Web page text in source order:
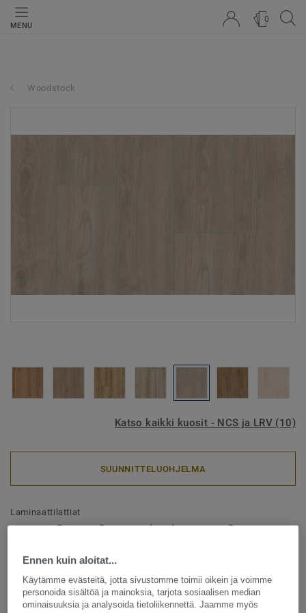
MENU
0
Woodstock
Katso kaikki kuosit - NCS ja LRV (10)
SUUNNITTELUOHJELMA
Laminaattilattiat
Woodstock - Pristine Oak
GREY
Woodstock-mallistossa on laaja valikoima puukuoseja niin
rauhallisissa kuin rustiikkisissa kuoseissa. Woodstock on
Ennen kuin aloitat...
Käytämme evästeitä, jotta sivustomme toimii oikein ja voimme
personoida sisältöä ja mainoksia, tarjota sosiaalisen median
ominaisuuksia ja analysoida tietoliikennettä. Jaamme myös